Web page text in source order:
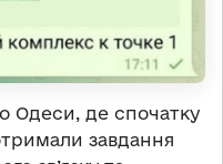
Одеси, де спочатку
завдання